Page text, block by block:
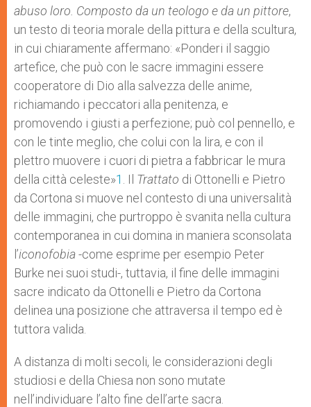
abuso loro. Composto da un teologo e da un pittore,
un testo di teoria morale della pittura e della scultura,
in cui chiaramente affermano: «Ponderi il saggio
artefice, che può con le sacre immagini essere
cooperatore di Dio alla salvezza delle anime,
richiamando i peccatori alla penitenza, e
promovendo i giusti a perfezione; può col pennello, e
con le tinte meglio, che colui con la lira, e con il
plettro muovere i cuori di pietra a fabbricar le mura
della città celeste»1 . Il Trattato di Ottonelli e Pietro
da Cortona si muove nel contesto di una universalità
delle immagini, che purtroppo è svanita nella cultura
contemporanea in cui domina in maniera sconsolata
l’iconofobia-come esprime per esempio Peter
Burke nei suoi studi-, tuttavia, il fine delle immagini
sacre indicato da Ottonelli e Pietro da Cortona
delinea una posizione che attraversa il tempo ed è
tuttora valida.
A distanza di molti secoli, le considerazioni degli
studiosi e della Chiesa non sono mutate
nell’individuare l’alto fine dell’arte sacra.